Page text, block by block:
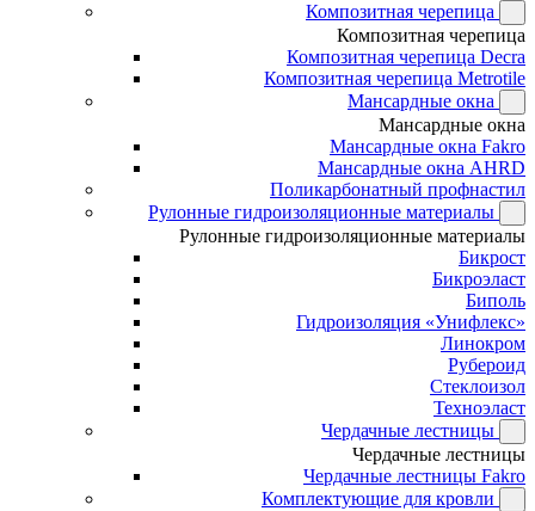
Композитная черепица
Композитная черепица
Композитная черепица Decra
Композитная черепица Metrotile
Мансардные окна
Мансардные окна
Мансардные окна Fakro
Мансардные окна AHRD
Поликарбонатный профнастил
Рулонные гидроизоляционные материалы
Рулонные гидроизоляционные материалы
Бикрост
Бикроэласт
Биполь
Гидроизоляция «Унифлекс»
Линокром
Рубероид
Стеклоизол
Техноэласт
Чердачные лестницы
Чердачные лестницы
Чердачные лестницы Fakro
Комплектующие для кровли